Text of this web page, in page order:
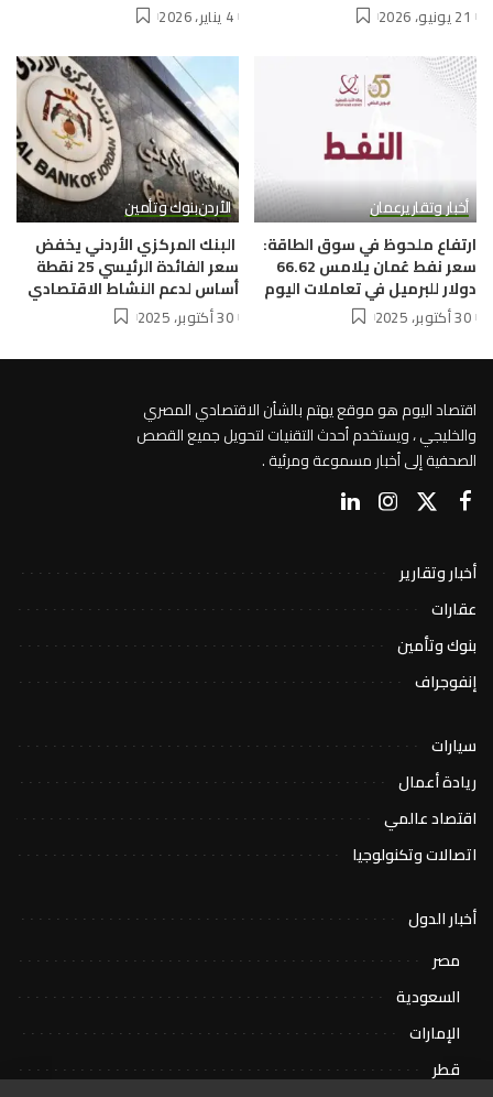
21 يونيو، 2026 4 يناير، 2026
أخبار وتقاريرعمان
ارتفاع ملحوظ في سوق الطاقة:
سعر نفط عُمان يلامس 66.62
دولار للبرميل في تعاملات اليوم
30 أكتوبر، 2025
الأردنبنوك وتأمين
البنك المركزي الأردني يخفض
سعر الفائدة الرئيسي 25 نقطة
أساس لدعم النشاط الاقتصادي
30 أكتوبر، 2025
اقتصاد اليوم هو موقع يهتم بالشأن الاقتصادي المصري
والخليجي ، ويستخدم أحدث التقنيات لتحويل جميع القصص
الصحفية إلى أخبار مسموعة ومرئية .
أخبار وتقارير
عقارات
بنوك وتأمين
إنفوجراف
سيارات
ريادة أعمال
اقتصاد عالمي
اتصالات وتكنولوجيا
أخبار الدول
مصر
السعودية
الإمارات
قطر